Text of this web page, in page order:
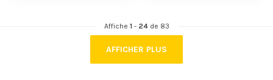
Affiche 1- 24de 83
AFFICHER PLUS